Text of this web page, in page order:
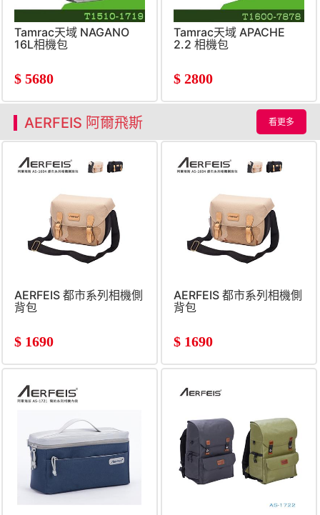
Tamrac天域 NAGANO
16L相機包
$ 5680
Tamrac天域 APACHE
2.2 相機包
$ 2800
AERFEIS 阿爾飛斯 看更多
AERFEIS 都市系列相機側
背包
$ 1690
AERFEIS 都市系列相機側
背包
$ 1690